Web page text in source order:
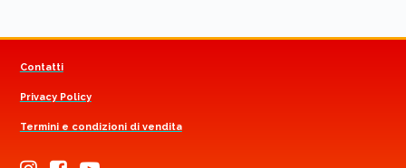
Contatti
Privacy Policy
Termini e condizioni di vendita